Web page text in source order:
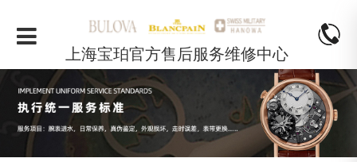
上海宝珀官方售后服务维修中心